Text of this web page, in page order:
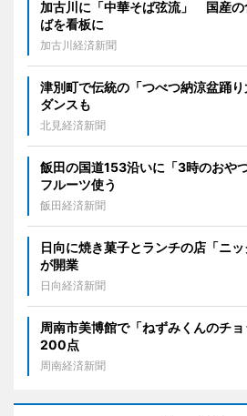
加古川に「中華そば弦流」 国産の
ばを看板に
加古川経済新聞
津別町で伝統の「つべつ納涼盆踊
ダンスも
北見経済新聞
飯田の国道153沿いに「3時のお
フルーツ使う
飯田経済新聞
日向に焼き菓子とランチの店「ニ
が開業
日向経済新聞
周南市美博館で「ねずみくんのチ
200点
周南経済新聞